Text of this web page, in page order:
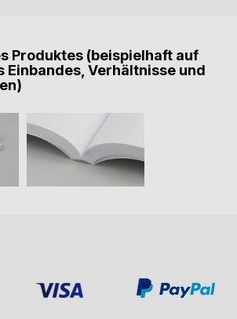
Produktes (beispielhaft auf
Einbandes, Verhältnisse und